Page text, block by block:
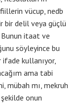
vücup, nedb
bir delil veya güçlü
itaat ve
söyleyince bu
kullanıyor,
ama tabi
mübah mı, mekruh
onun